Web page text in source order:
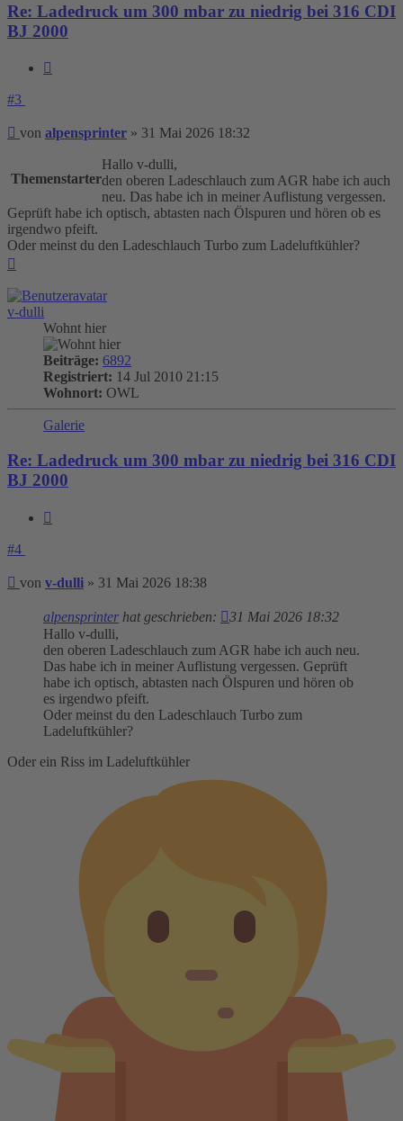
Re: Ladedruck um 300 mbar zu niedrig bei 316 CDI
BJ 2000
#3
Beitrag
von alpensprinter » 31 Mai 2026 18:32
Themenstarter
Hallo v-dulli,
den oberen Ladeschlauch zum AGR habe ich auch
neu. Das habe ich in meiner Auflistung vergessen.
Geprüft habe ich optisch, abtasten nach Ölspuren und hören ob es
irgendwo pfeift.
Oder meinst du den Ladeschlauch Turbo zum Ladeluftkühler?
v-dulli
Wohnt hier
Beiträge: 6892
Registriert: 14 Jul 2010 21:15
Wohnort: OWL
Galerie
Re: Ladedruck um 300 mbar zu niedrig bei 316 CDI
BJ 2000
#4
Beitrag
von v-dulli » 31 Mai 2026 18:38
alpensprinter hat geschrieben:
31 Mai 2026 18:32
Hallo v-dulli,
den oberen Ladeschlauch zum AGR habe ich auch neu.
Das habe ich in meiner Auflistung vergessen. Geprüft
habe ich optisch, abtasten nach Ölspuren und hören ob
es irgendwo pfeift.
Oder meinst du den Ladeschlauch Turbo zum
Ladeluftkühler?
Oder ein Riss im Ladeluftkühler